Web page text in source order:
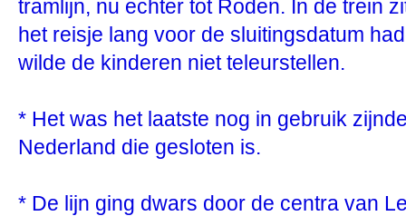
tramlijn, nu echter tot Roden. In de trein
het reisje lang voor de sluitingsdatum
wilde de kinderen niet teleurstellen.
* Het was het laatste nog in gebruik
Nederland die gesloten is.
* De lijn ging dwars door de centra van